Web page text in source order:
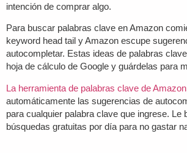
intención de comprar algo.
Para buscar palabras clave en Amazon
keyword head tail y Amazon escupe
autocompletar. Estas ideas de palabras
hoja de cálculo de Google y guárdelas para
La herramienta de palabras clave de Amazon
automáticamente las sugerencias de
para cualquier palabra clave que ingrese. Le
búsquedas gratuitas por día para no gastar